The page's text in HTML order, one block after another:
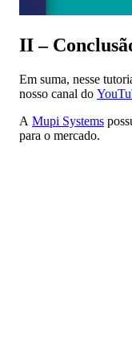
II –
Em suma, nesse
nosso canal do
A Mupi Systems
para o mercado.